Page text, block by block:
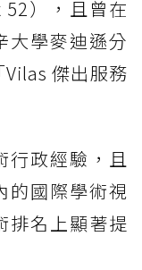
），且曾在
大學麥迪遜分
傑出服務
行政經驗，且
的國際學術視
排名上顯著提